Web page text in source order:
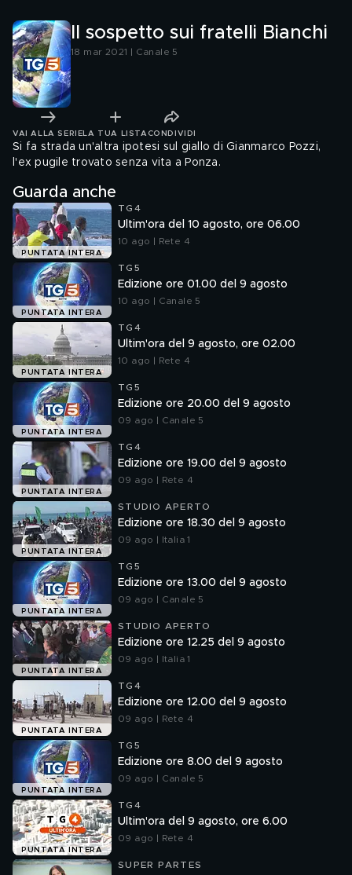
Il sospetto sui fratelli Bianchi
18 mar 2021 | Canale 5
VAI ALLA SERIE LA TUA LISTA CONDIVIDI
Si fa strada un'altra ipotesi sul giallo di Gianmarco Pozzi,
l'ex pugile trovato senza vita a Ponza.
Guarda anche
PUNTATA INTERA
TG4
Ultim'ora del 10 agosto, ore 06.00
10 ago | Rete 4
PUNTATA INTERA
TG5
Edizione ore 01.00 del 9 agosto
10 ago | Canale 5
PUNTATA INTERA
TG4
Ultim'ora del 9 agosto, ore 02.00
10 ago | Rete 4
PUNTATA INTERA
TG5
Edizione ore 20.00 del 9 agosto
09 ago | Canale 5
PUNTATA INTERA
TG4
Edizione ore 19.00 del 9 agosto
09 ago | Rete 4
PUNTATA INTERA
STUDIO APERTO
Edizione ore 18.30 del 9 agosto
09 ago | Italia 1
PUNTATA INTERA
TG5
Edizione ore 13.00 del 9 agosto
09 ago | Canale 5
PUNTATA INTERA
STUDIO APERTO
Edizione ore 12.25 del 9 agosto
09 ago | Italia 1
PUNTATA INTERA
TG4
Edizione ore 12.00 del 9 agosto
09 ago | Rete 4
PUNTATA INTERA
TG5
Edizione ore 8.00 del 9 agosto
09 ago | Canale 5
PUNTATA INTERA
TG4
Ultim'ora del 9 agosto, ore 6.00
09 ago | Rete 4
SUPER PARTES